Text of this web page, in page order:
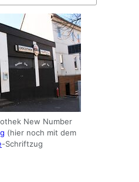
New Number
(hier noch mit dem
-Schriftzug